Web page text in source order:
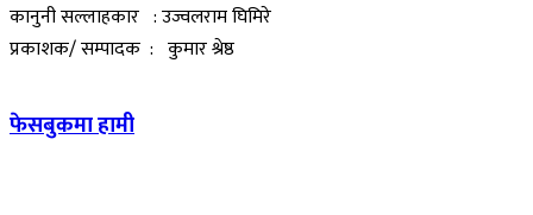
कानुनी सल्लाहकार : उज्वलराम घिमिरे
प्रकाशक/ सम्पादक : कुमार श्रेष्ठ
फेसबुकमा हामी